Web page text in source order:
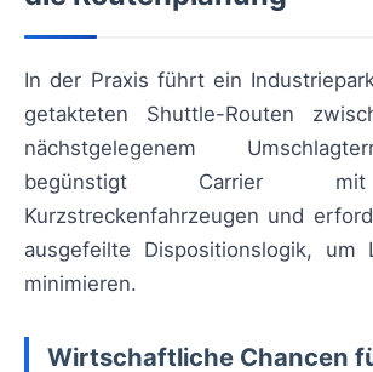
In der Praxis führt ein
getakteten Shuttle-Routen
nächstgelegenem
begünstigt Carrier
Kurzstreckenfahrzeugen und
ausgefeilte Dispositionslogik, um
minimieren.
Wirtschaftliche Chancen